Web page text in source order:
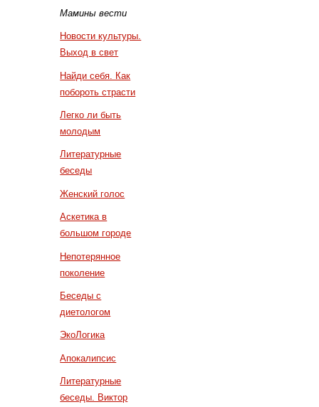
Мамины вести
Новости культуры.
Выход в свет
Найди себя. Как
побороть страсти
Легко ли быть
молодым
Литературные
беседы
Женский голос
Аскетика в
большом городе
Непотерянное
поколение
Беседы с
диетологом
ЭкоЛогика
Апокалипсис
Литературные
беседы. Виктор